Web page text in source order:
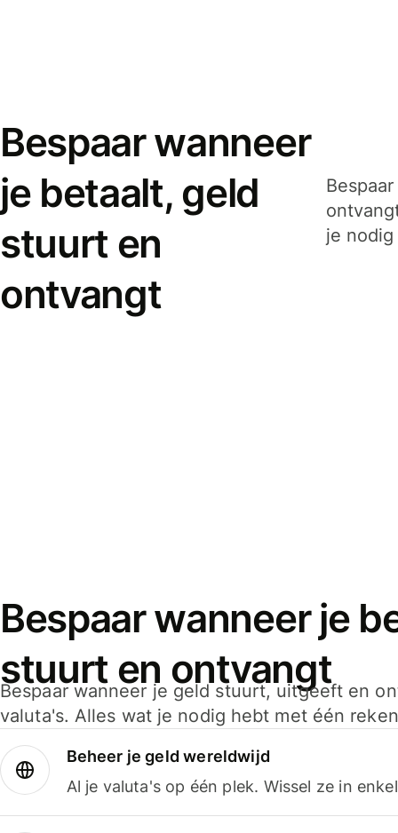
Bespaar wanneer
je betaalt, geld
stuurt en
ontvangt
je
Bespaar wanneer je
stuurt en ontvangt
Bespaar wanneer je geld stuurt, uitgeeft en
valuta's. Alles wat je nodig hebt met één
Beheer je geld wereldwijd
Al je valuta's op één plek. Wissel ze in